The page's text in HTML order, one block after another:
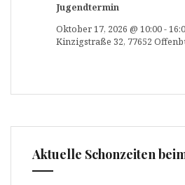
Jugendtermin
Oktober 17, 2026 @ 10:00-
Kinzigstraße 32, 77652
Aktuelle Schonzeiten